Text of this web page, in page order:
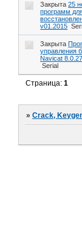
Закрыта25
программ
v01.2015
Закрыта
управления
Navicat
Serial
Страница:1
»Crack,